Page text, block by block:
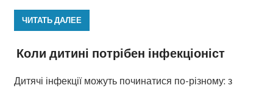
ЧИТАТЬ ДАЛЕЕ
Коли дитині потрібен інфекціоніст
Дитячі інфекції можуть починатися по-різному: з